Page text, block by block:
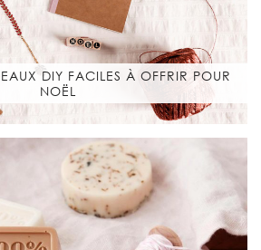
DIY FACILES À OFFRIR POUR
NOËL